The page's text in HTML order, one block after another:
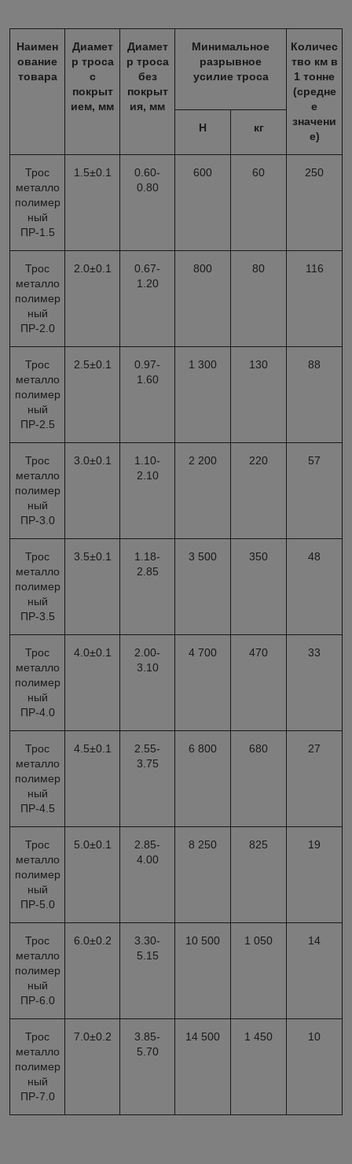
Наимен
ование
товара
Диамет
р троса
с
покрыт
ием, мм
Диамет
р троса
без
покрыт
ия, мм
Минимальное
разрывное
усилие троса
Количес
тво км в
1 тонне
(средне
е
значени
е)
Н кг
Трос
металло
полимер
ный
ПР-1.5
1.5±0.1
0.60-
0.80
600 60 250
Трос
металло
полимер
ный
ПР-2.0
2.0±0.1
0.67-
1.20
800 80 116
Трос
металло
полимер
ный
ПР-2.5
2.5±0.1
0.97-
1.60
1 300 130 88
Трос
металло
полимер
ный
ПР-3.0
3.0±0.1
1.10-
2.10
2 200 220 57
Трос
металло
полимер
ный
ПР-3.5
3.5±0.1
1.18-
2.85
3 500 350 48
Трос
металло
полимер
ный
ПР-4.0
4.0±0.1
2.00-
3.10
4 700 470 33
Трос
металло
полимер
ный
ПР-4.5
4.5±0.1
2.55-
3.75
6 800 680 27
Трос
металло
полимер
ный
ПР-5.0
5.0±0.1
2.85-
4.00
8 250 825 19
Трос
металло
полимер
ный
ПР-6.0
6.0±0.2
3.30-
5.15
10 500 1 050 14
Трос
металло
полимер
ный
ПР-7.0
7.0±0.2
3.85-
5.70
14 500 1 450 10